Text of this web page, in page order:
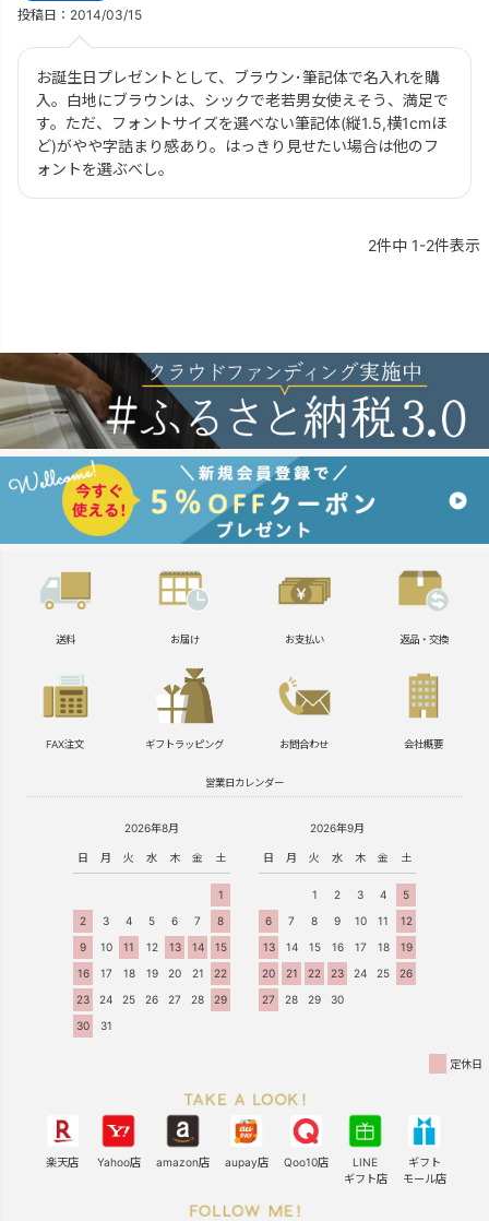
投稿日 2014/03/15
お誕生日プレゼントとして、ブラウン･筆記体で名入れを購
入。白地にブラウンは、シックで老若男女使えそう、満足で
す。ただ、フォントサイズを選べない筆記体(縦1.5,横1cmほ
ど)がやや字詰まり感あり。はっきり見せたい場合は他のフ
ォントを選ぶべし。
2件中 1-2件表示
送料 お届け お支払い 返品・交換
FAX注文 ギフトラッピング お問合わせ 会社概要
営業日カレンダー
2026年8月
日 月 火 水 木 金 土
1
2
3 4 5 6 7
8
9
10 11 12 13 14
15
16
17 18 19 20 21
22
23
24 25 26 27 28
29
30
31
2026年9月
日 月 火 水 木 金 土
1 2 3 4
5
6
7 8 9 10 11
12
13
14 15 16 17 18
19
20
21 22 23 24 25
26
27
28 29 30
定休日
楽天店 Yahoo店 amazon店 aupay店 Qoo10店
LINE
ギフト店
ギフト
モール店